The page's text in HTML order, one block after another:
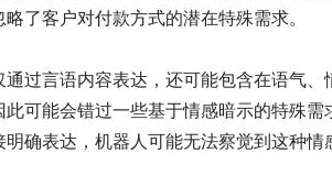
了客户对付款方式的潜在特殊需求。
过言语内容表达，还可能包含在语气
可能会错过一些基于情感暗示的特殊
确表达，机器人可能无法察觉到这种